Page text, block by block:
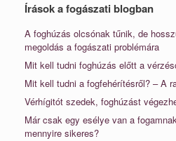
Írások a fogászati blogban
A foghúzás olcsónak tűnik, de
megoldás a fogászati problémára
Mit kell tudni foghúzás előtt a
Mit kell tudni a fogfehérítésről? – A
Vérhígitót szedek, foghúzást
Már csak egy esélye van a
mennyire sikeres?